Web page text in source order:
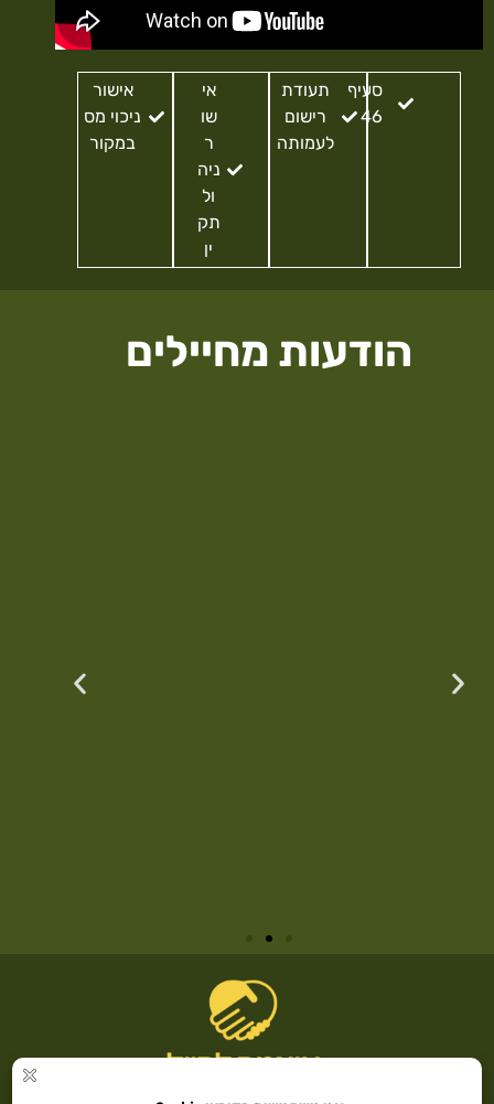
סעיף
46
תעודת
רישום
לעמותה
אי
שו
ר
ניה
ול
תק
ין
אישור
ניכוי מס
במקור
הודעות מחיילים